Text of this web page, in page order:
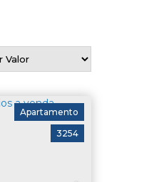
3254
Apartamento